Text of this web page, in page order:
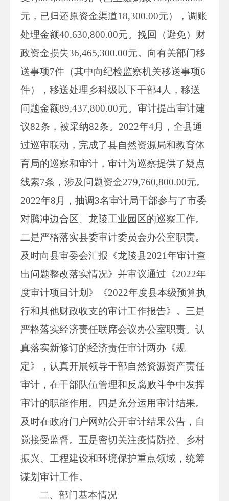
元，已归还原资金渠道18,300.00元），调账
处理金额40,630,800.00元。挽回（避免）财
政资金损失36,465,300.00元。向有关部门移
送事项7件（其中向纪检监察机关移送事项6
件），移送处理乡科级以下干部4人，移送
问题金额89,437,800.00元。审计提出审计建
议82条，被采纳82条。2022年4月，全县通
过巡审联动，完成了县自然资源局和教育体
育局的巡察和审计，审计为巡察提供了疑点
线索7条，涉及问题资金279,760,800.00元。
2022年8月，抽调3名审计局干部参与了市委
对腾冲边合区、龙陵工业园区的巡察工作。
二是严格落实县委审计委员会办公室职责。
及时向县审委会汇报《龙陵县2021年审计查
出问题整改落实情况》并审议通过《2022年
度审计项目计划》《2022年度县本级预算执
行和其他财政收支的审计工作报告》。三是
严格落实经济责任联席会议办公室职责。认
真落实新修订的经济责任审计两办《规
定》，认真开展领导干部自然资源资产责任
审计，在干部队伍管理和反腐败斗争中发挥
审计的职能作用。四是充分运用审计结果。
及时在政府门户网站公开审计结果公告，自
觉接受监督。五是密切关注疫情防控、乡村
振兴、工程建设和环境保护重点领域，统筹
谋划审计工作。
二、部门基本情况